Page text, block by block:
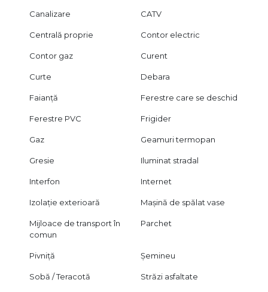
Canalizare CATV
Centrală proprie Contor electric
Contor gaz Curent
Curte Debara
Faianță Ferestre care se deschid
Ferestre PVC Frigider
Gaz Geamuri termopan
Gresie Iluminat stradal
Interfon Internet
Izolație exterioară Mașină de spălat vase
Mijloace de transport în
comun
Parchet
Pivniță Șemineu
Sobă / Teracotă Străzi asfaltate